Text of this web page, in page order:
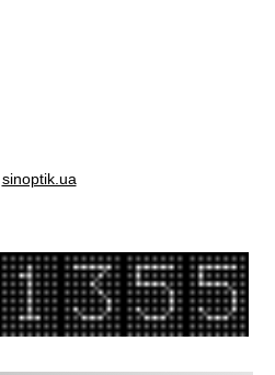
sinoptik.ua